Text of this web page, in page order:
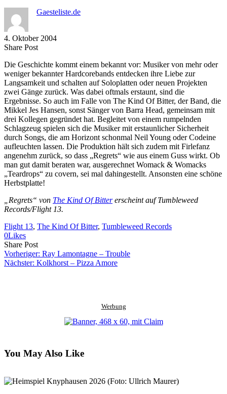
Gaesteliste.de
4. Oktober 2004
Share PostShare
Facebook
Copy
to
clipboard
Send
via
eMail
Die Geschichte kommt einem bekannt vor: Musiker von mehr oder
weniger bekannter Hardcorebands entdecken ihre Liebe zur
Langsamkeit und schalten auf Soloplatten oder neuen Projekten
zwei Gänge zurück. Was dabei oftmals erstaunt, sind die
Ergebnisse. So auch im Falle von The Kind Of Bitter, der Band, die
Mikkel Jes Hansen, sonst Sänger von Barra Head, gemeinsam mit
drei Kollegen gegründet hat. Begleitet von einem rumpelnden
Schlagzeug spielen sich die Musiker mit erstaunlicher Sicherheit
durch Songs, die am Horizont schonmal Neil Young oder Codeine
aufleuchten lassen. Die Produktion hält sich zudem mit Firlefanz
angenehm zurück, so dass „Regrets“ wie aus einem Guss wirkt. Ob
man gut damit beraten war, ausgerechnet Womack & Womacks
„Teardrops“ zu covern, sei mal dahingestellt. Ansonsten eine schöne
Herbstplatte!
„Regrets“ von The Kind Of Bittererscheint auf Tumbleweed
Records/Flight 13.
Flight 13, The Kind Of Bitter, Tumbleweed Records
0Likes
Share PostShare
on
Facebook
Copy
URL
to
Send
Link
via
Vorheriger: Ray Lamontagne – Trouble
Nächster: Kolkhorst – Pizza Amore
Werbung
You May Also Like